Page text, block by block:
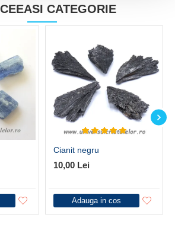
CATEGORIE
Cianit negru
10,00 Lei
Adauga in cos